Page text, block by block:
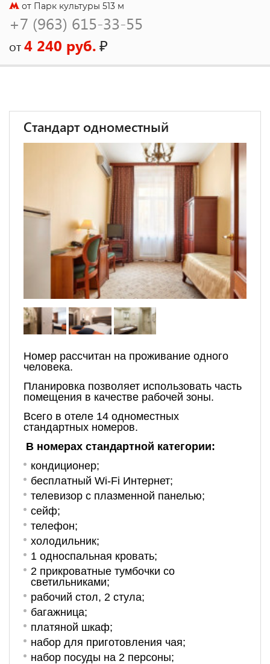
от Парк культуры 513 м
+7 (963) 615-33-55
от4 240 руб.₽
Стандарт одноместный
Номер рассчитан на проживание одного
человека.
Планировка позволяет использовать часть
помещения в качестве рабочей зоны.
Всего в отеле 14 одноместных
стандартных номеров.
В номерах стандартной категории:
кондиционер;
бесплатный Wi-Fi Интернет;
телевизор с плазменной панелью;
сейф;
телефон;
холодильник;
1 односпальная кровать;
2 прикроватные тумбочки со
светильниками;
рабочий стол, 2 стула;
багажница;
платяной шкаф;
набор для приготовления чая;
набор посуды на 2 персоны;